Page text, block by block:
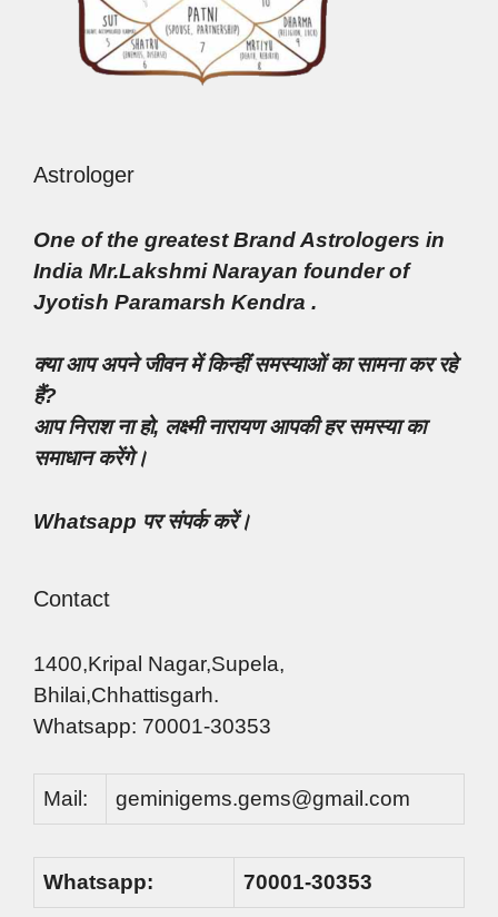
Astrologer
One of the greatest Brand Astrologers in
India Mr.Lakshmi Narayan founder of
Jyotish Paramarsh Kendra .
क्या आप अपने जीवन में किन्हीं समस्याओं का सामना कर रहे
हैं?
आप निराश ना हो, लक्ष्मी नारायण आपकी हर समस्या का
समाधान करेंगे।
Whatsapp पर संपर्क करें।
Contact
1400,Kripal Nagar,Supela,
Bhilai,Chhattisgarh.
Whatsapp: 70001-30353
Mail: geminigems.gems@gmail.com
Whatsapp: 70001-30353